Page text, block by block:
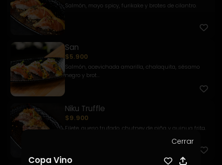
Salmón, mayo spicy, furikake y brotes de cilantro.
San
$5.900
Salmón, acevichada amarilla, chalaquita, sésamo
negro y brot...
Niku Truffle
$9.900
Filete, queso trufado, chutney de piña y quinua frita.
Cerrar
Copa Vino